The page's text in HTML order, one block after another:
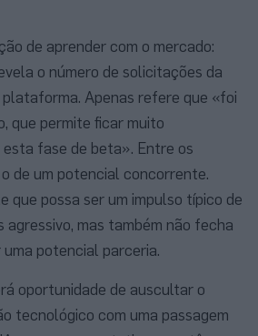
de aprender com o mercado:
o número de solicitações da
Apenas refere que «foi
que permite ficar muito
fase de beta». Entre os
de um potencial concorrente.
que possa ser um impulso típico de
agressivo, mas também não fecha
potencial parceria.
oportunidade de auscultar o
tecnológico com uma passagem